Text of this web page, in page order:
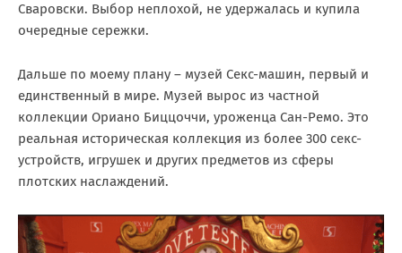
Сваровски. Выбор неплохой, не удержалась и купила
очередные сережки.
Дальше по моему плану – музей Секс-машин, первый и
единственный в мире. Музей вырос из частной
коллекции Ориано Биццоччи, уроженца Сан-Ремо. Это
реальная историческая коллекция из более 300 секс-
устройств, игрушек и других предметов из сферы
плотских наслаждений.